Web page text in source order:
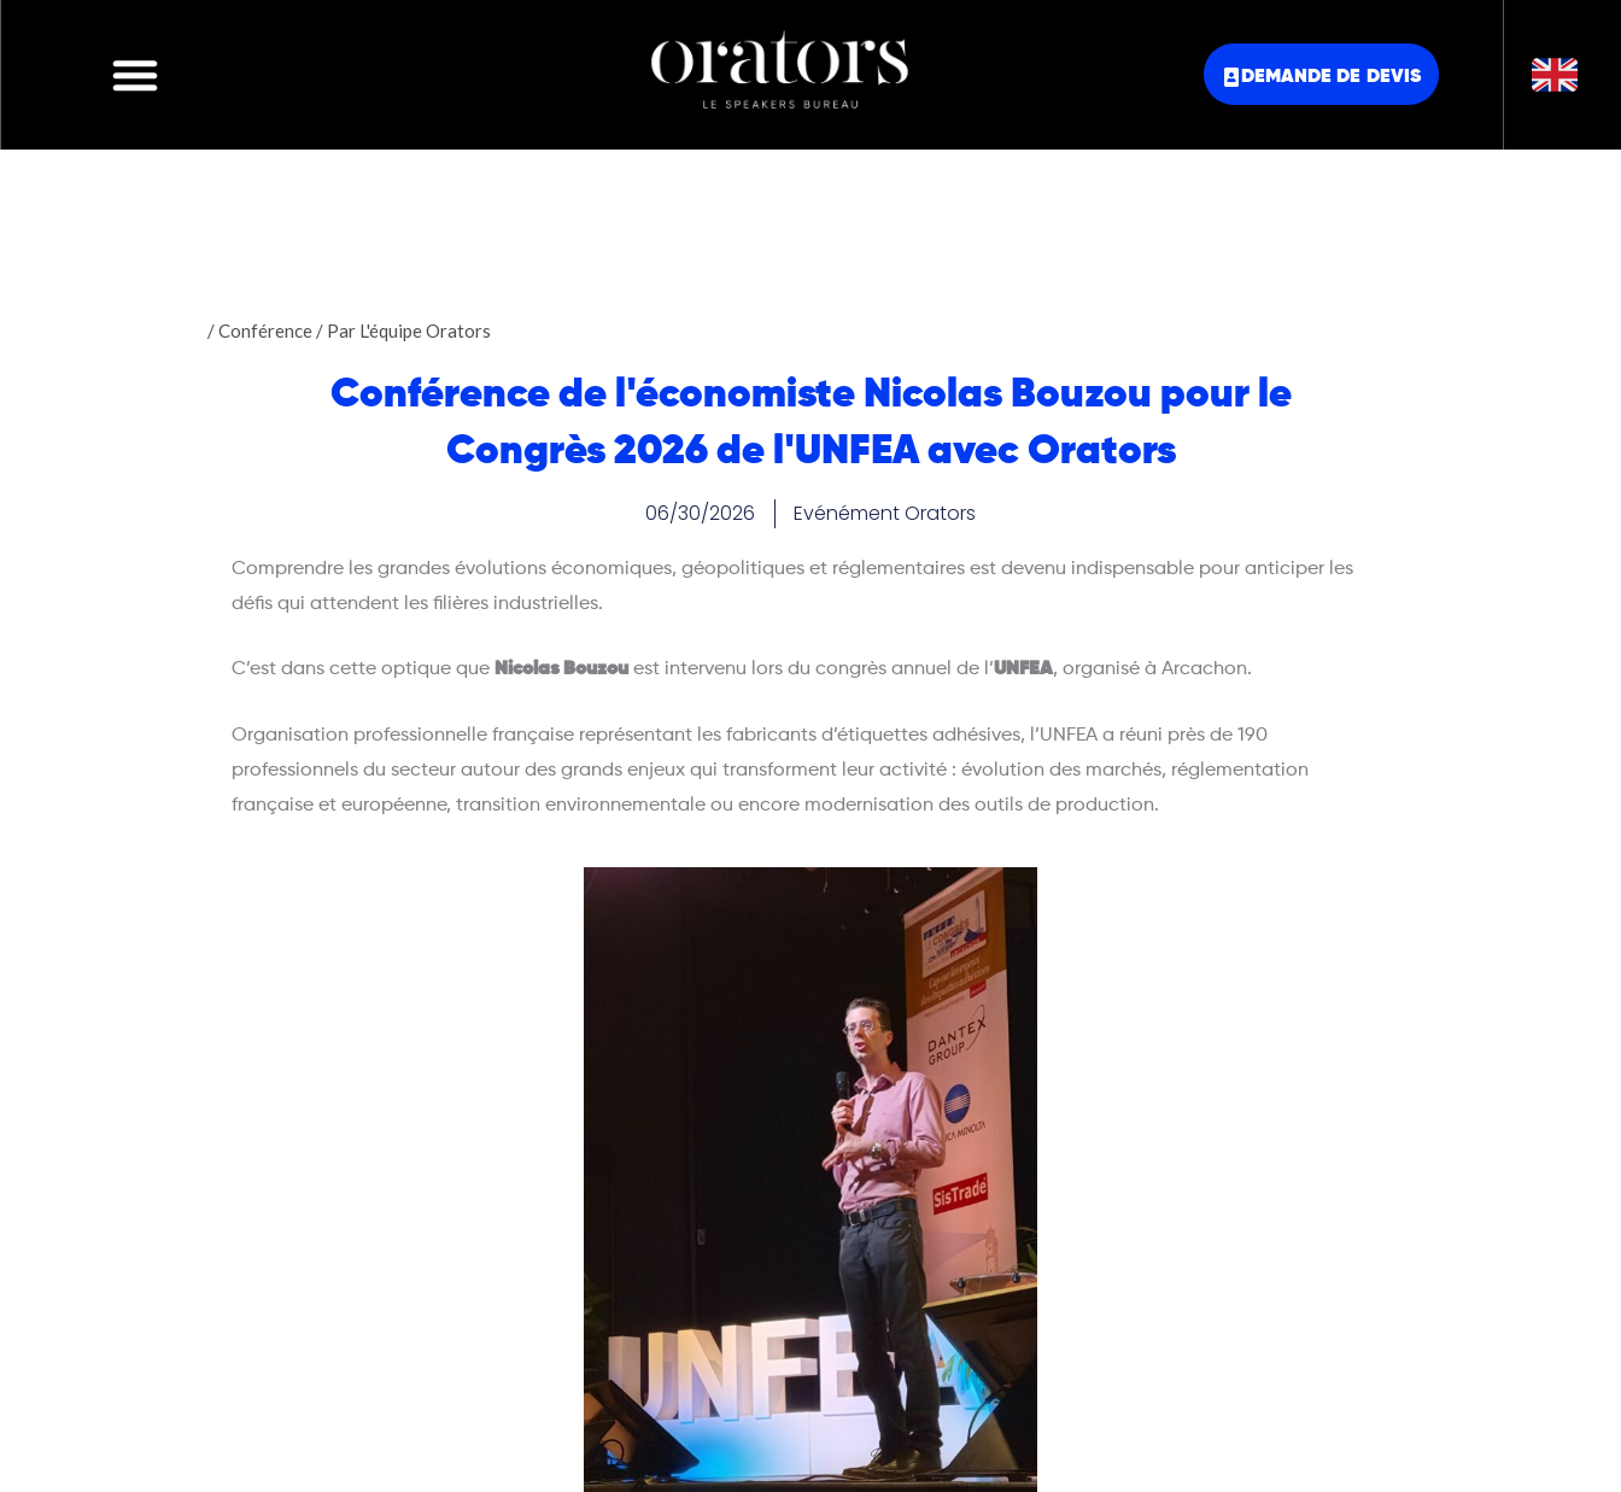
DEMANDE DE DEVIS
/Conférence / Par L'équipe Orators
Conférence de l'économiste Nicolas Bouzou pour le
Congrès 2026 de l'UNFEA avec Orators
06/30/2026 Evénément Orators
Comprendre les grandes évolutions économiques, géopolitiques et réglementaires est devenu indispensable pour anticiper les
défis qui attendent les filières industrielles.
C’est dans cette optique queNicolas Bouzouest intervenu lors du congrès annuel de l’UNFEA, organisé à Arcachon.
Organisation professionnelle française représentant les fabricants d’étiquettes adhésives, l’UNFEA a réuni près de 190
professionnels du secteur autour des grands enjeux qui transforment leur activité : évolution des marchés, réglementation
française et européenne, transition environnementale ou encore modernisation des outils de production.